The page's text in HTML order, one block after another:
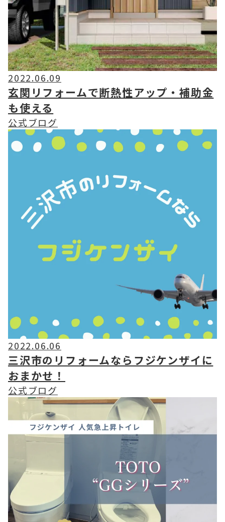
2022.06.09
玄関リフォームで断熱性アップ・補助金
も使える
公式ブログ
2022.06.06
三沢市のリフォームならフジケンザイに
おまかせ！
公式ブログ